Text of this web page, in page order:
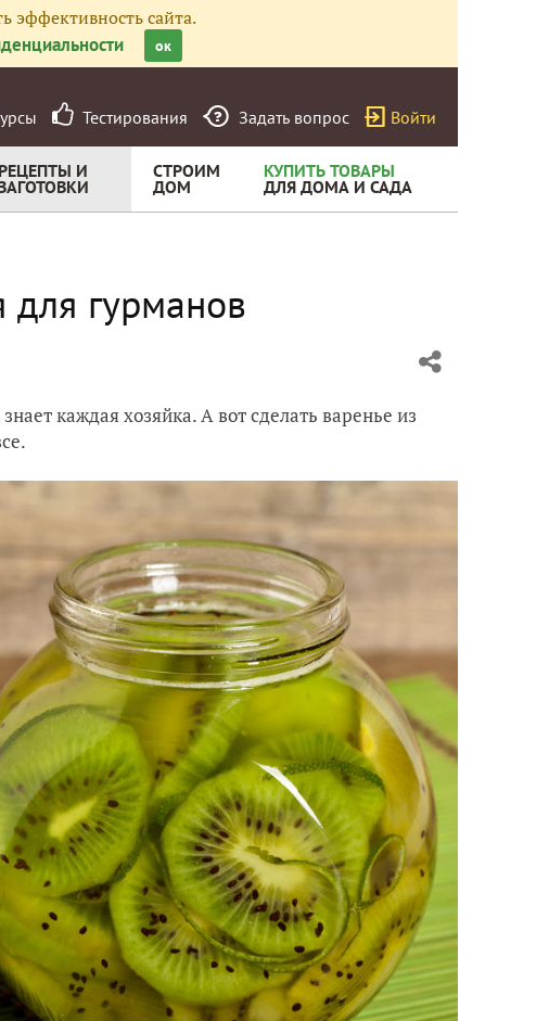
эффективность сайта.
ок
Тестирования Задать вопрос Войти
РЕЦЕПТЫ И СТРОИМ
ДОМ
КУПИТЬ ТОВАРЫ
ДЛЯ ДОМА И САДА
для гурманов
знает каждая хозяйка. А вот сделать варенье из